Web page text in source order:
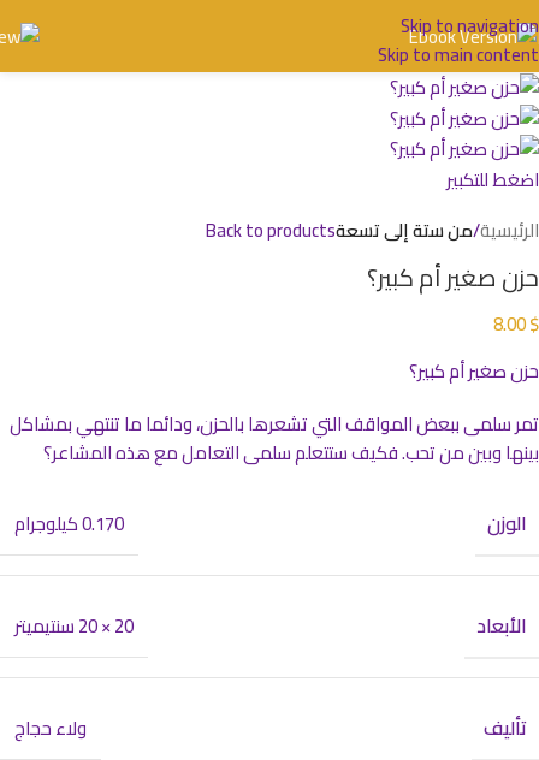
Skip to navigation
Skip to main content
اضغط للتكبير
الرئيسية من ستة إلى تسعةBack to products
حزن صغير أم كبير؟
8.00$
حزن صغير أم كبير؟
تمر سلمى ببعض المواقف التي تشعرها بالحزن، ودائما ما تنتهي بمشاكل
بينها وبين من تحب. فكيف ستتعلم سلمى التعامل مع هذه المشاعر؟
الوزن 0.170 كيلوجرام
الأبعاد 20 × 20 سنتيميتر
تأليف ولاء حجاج